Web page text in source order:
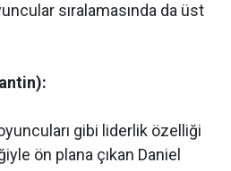
sıralamasında da üst
gibi liderlik özelliği
ön plana çıkan Daniel